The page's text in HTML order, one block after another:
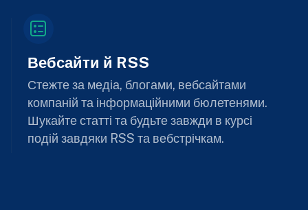
Вебсайти й RSS
Стежте за медіа, блогами, вебсайтами
компаній та інформаційними бюлетенями.
Шукайте статті та будьте завжди в курсі
подій завдяки RSS та вебстрічкам.